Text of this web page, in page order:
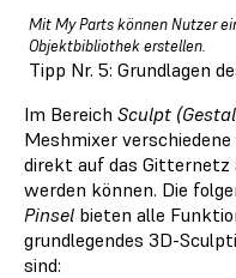
Mit My Parts können Nutzer
Objektbibliothek erstellen.
Tipp Nr. 5: Grundlagen
Im Bereich Sculpt
Meshmixer verschiedene
direkt auf das Gitternetz
werden können. Die
Pinsel bieten alle
grundlegendes 3D-
sind: